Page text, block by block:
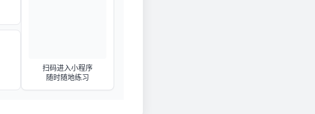
扫码进入小程序
随时随地练习